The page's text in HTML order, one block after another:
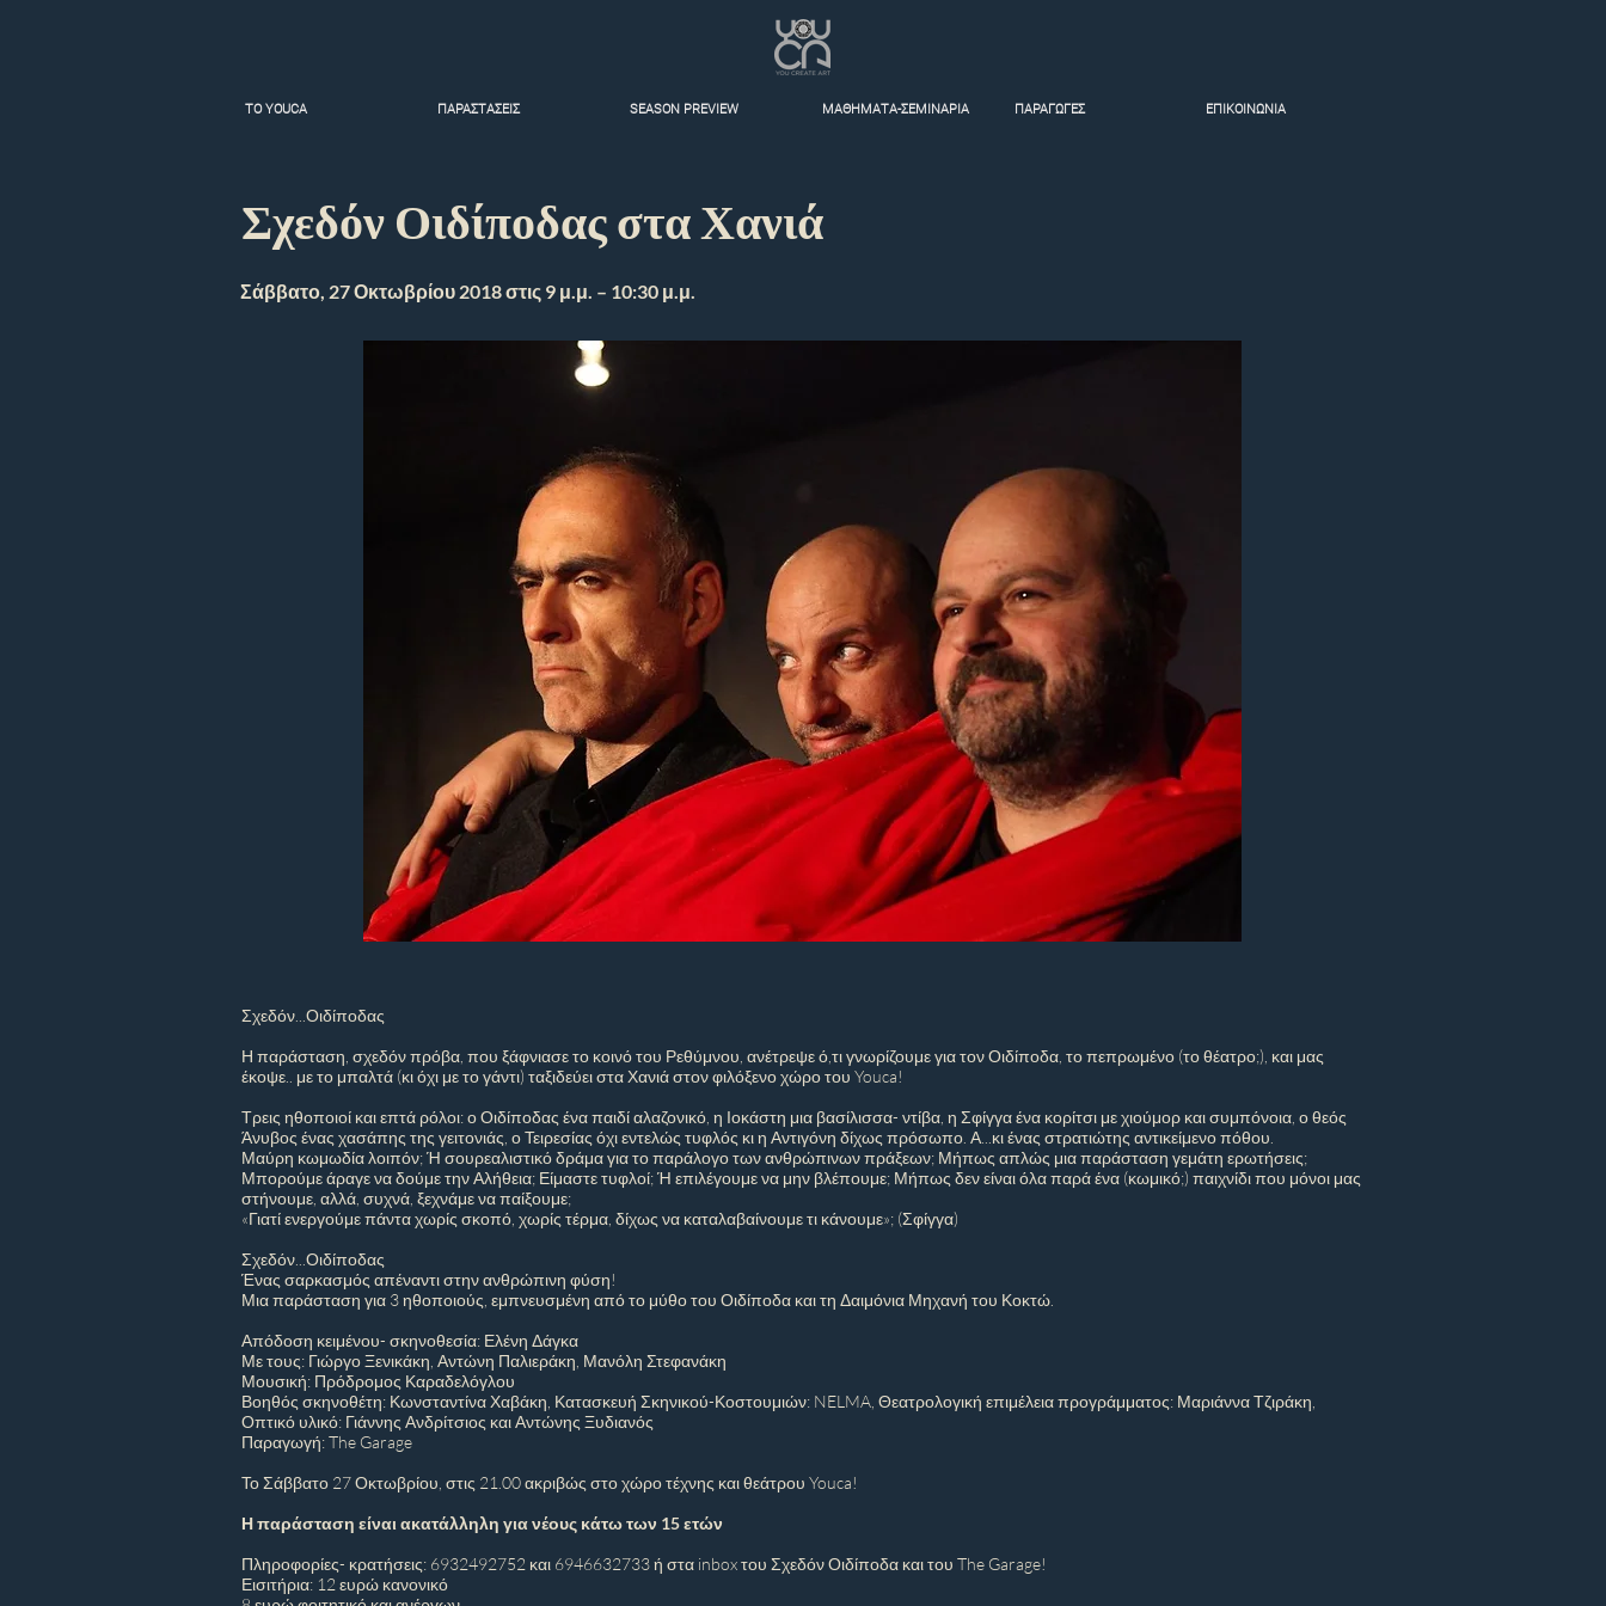
TO YOUCA ΠΑΡΑΣΤΑΣΕΙΣ SEASON PREVIEW ΜΑΘΗΜΑΤΑ-ΣΕΜΙΝΑΡΙΑ ΠΑΡΑΓΩΓΕΣ ΕΠΙΚΟΙΝΩΝΙΑ
Σχεδόν Οιδίποδας στα Χανιά
Σάββατο, 27 Οκτωβρίου 2018 στις 9 μ.μ. – 10:30 μ.μ.
Σχεδόν...Οιδίποδας
Η παράσταση, σχεδόν πρόβα, που ξάφνιασε το κοινό του Ρεθύμνου, ανέτρεψε ό,τι γνωρίζουμε για τον Οιδίποδα, το πεπρωμένο (το θέατρο;), και μας
έκοψε.. με το μπαλτά (κι όχι με το γάντι) ταξιδεύει στα Χανιά στον φιλόξενο χώρο του Youca!
Τρεις ηθοποιοί και επτά ρόλοι: ο Οιδίποδας ένα παιδί αλαζονικό, η Ιοκάστη μια βασίλισσα- ντίβα, η Σφίγγα ένα κορίτσι με χιούμορ και συμπόνοια, ο θεός
Άνυβος ένας χασάπης της γειτονιάς, ο Τειρεσίας όχι εντελώς τυφλός κι η Αντιγόνη δίχως πρόσωπο. Α...κι ένας στρατιώτης αντικείμενο πόθου.
Μαύρη κωμωδία λοιπόν; Ή σουρεαλιστικό δράμα για το παράλογο των ανθρώπινων πράξεων; Μήπως απλώς μια παράσταση γεμάτη ερωτήσεις;
Μπορούμε άραγε να δούμε την Αλήθεια; Είμαστε τυφλοί; Ή επιλέγουμε να μην βλέπουμε; Μήπως δεν είναι όλα παρά ένα (κωμικό;) παιχνίδι που μόνοι μας
στήνουμε, αλλά, συχνά, ξεχνάμε να παίξουμε;
«Γιατί ενεργούμε πάντα χωρίς σκοπό, χωρίς τέρμα, δίχως να καταλαβαίνουμε τι κάνουμε»; (Σφίγγα)
Σχεδόν...Οιδίποδας
Ένας σαρκασμός απέναντι στην ανθρώπινη φύση!
Μια παράσταση για 3 ηθοποιούς, εμπνευσμένη από το μύθο του Οιδίποδα και τη Δαιμόνια Μηχανή του Κοκτώ.
Απόδοση κειμένου- σκηνοθεσία: Ελένη Δάγκα
Με τους: Γιώργο Ξενικάκη, Αντώνη Παλιεράκη, Μανόλη Στεφανάκη
Μουσική: Πρόδρομος Καραδελόγλου
Βοηθός σκηνοθέτη: Κωνσταντίνα Χαβάκη, Κατασκευή Σκηνικού-Κοστουμιών: NELMA, Θεατρολογική επιμέλεια προγράμματος: Μαριάννα Τζιράκη,
Οπτικό υλικό: Γιάννης Ανδρίτσιος και Αντώνης Ξυδιανός
Παραγωγή: The Garage
Το Σάββατο 27 Οκτωβρίου, στις 21.00 ακριβώς στο χώρο τέχνης και θεάτρου Youca!
Η παράσταση είναι ακατάλληλη για νέους κάτω των 15 ετών
Πληροφορίες- κρατήσεις: 6932492752 και 6946632733 ή στα inbox του Σχεδόν Οιδίποδα και του The Garage!
Εισιτήρια: 12 ευρώ κανονικό